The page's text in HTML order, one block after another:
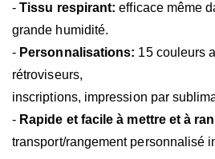
-Tissu respirant: efficace même
grande humidité.
- Personnalisations: 15 couleurs
rétroviseurs,
inscriptions, impression par
- Rapide et facile à mettre et à
transport/rangement personnalisé